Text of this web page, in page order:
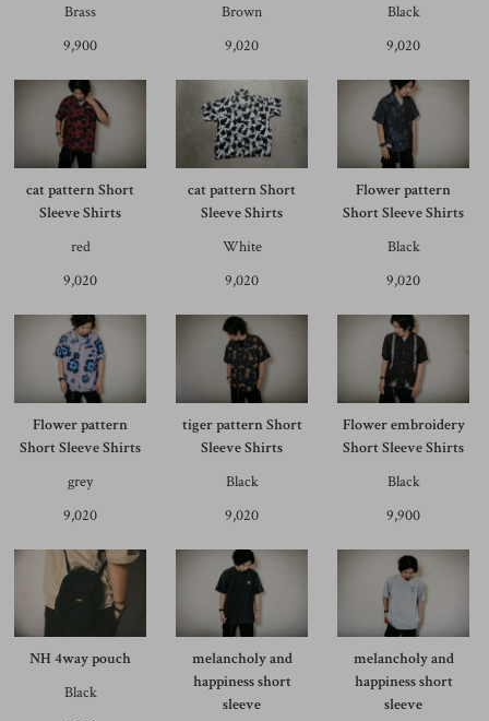
Brass
9,900
Brown
9,020
Black
9,020
cat pattern Short
Sleeve Shirts
red
9,020
cat pattern Short
Sleeve Shirts
White
9,020
Flower pattern
Short Sleeve Shirts
Black
9,020
Flower pattern
Short Sleeve Shirts
grey
9,020
tiger pattern Short
Sleeve Shirts
Black
9,020
Flower embroidery
Short Sleeve Shirts
Black
9,900
NH 4way pouch
Black
melancholy and
happiness short
sleeve
melancholy and
happiness short
sleeve